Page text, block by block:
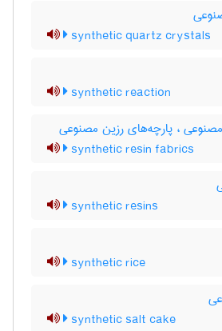
synthetic quartz crystals
synthetic reaction
، پارچه‌های رزین مصنوعی
synthetic resin fabrics
synthetic resins
synthetic rice
synthetic salt cake